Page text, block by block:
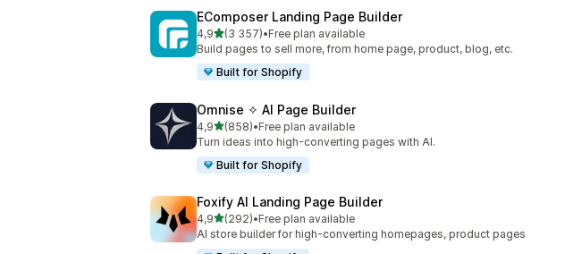
EComposer Landing Page Builder
4,9/ 5 tähteä
(3 357)
3357 arvostelua yhteensä
•Free plan available
Build pages to sell more, from home page, product, blog, etc.
Built for Shopify
Omnise ✧ AI Page Builder
4,9/ 5 tähteä
(858)
858 arvostelua yhteensä
•Free plan available
Turn ideas into high-converting pages with AI.
Built for Shopify
Foxify AI Landing Page Builder
4,9/ 5 tähteä
(292)
292 arvostelua yhteensä
•Free plan available
AI store builder for high-converting homepages, product pages